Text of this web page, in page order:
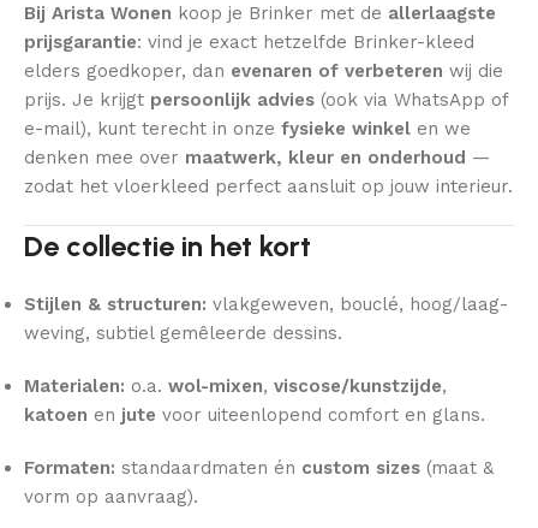
Bij Arista Wonen koop je Brinker met de allerlaagste
prijsgarantie: vind je exact hetzelfde Brinker-kleed
elders goedkoper, dan evenaren of verbeteren wij die
prijs. Je krijgt persoonlijk advies (ook via WhatsApp of
e-mail), kunt terecht in onze fysieke winkel en we
denken mee over maatwerk, kleur en onderhoud —
zodat het vloerkleed perfect aansluit op jouw interieur.
De collectie in het kort
Stijlen & structuren: vlakgeweven, bouclé, hoog/laag-
weving, subtiel gemêleerde dessins.
Materialen: o.a. wol-mixen, viscose/kunstzijde,
katoen en jute voor uiteenlopend comfort en glans.
Formaten: standaardmaten én custom sizes (maat &
vorm op aanvraag).